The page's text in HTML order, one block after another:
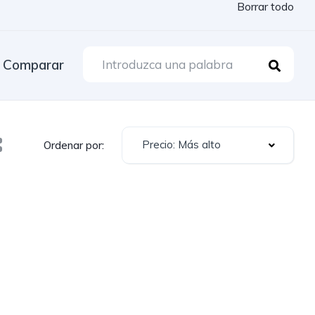
Borrar todo
Comparar
Ordenar por: Precio: Más alto